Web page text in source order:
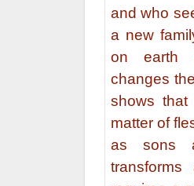
and who
a new
on earth
changes
shows
matter of
as sons